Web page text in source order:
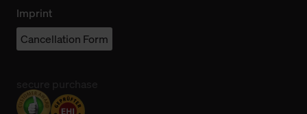
Imprint
Cancellation Form